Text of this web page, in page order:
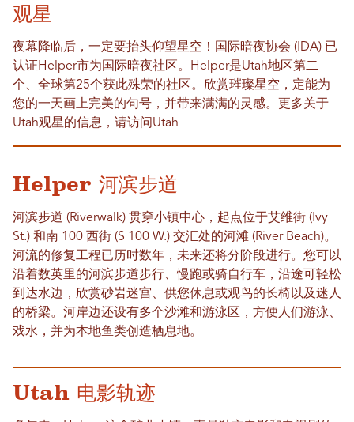
观星
夜幕降临后，一定要抬头仰望星空！国际暗夜协会 (IDA) 已
认证Helper市为国际暗夜社区。Helper是Utah地区第二
个、全球第25个获此殊荣的社区。欣赏璀璨星空，定能为
您的一天画上完美的句号，并带来满满的灵感。更多关于
Utah观星的信息，请访问Utah
Helper 河滨步道
河滨步道 (Riverwalk) 贯穿小镇中心，起点位于艾维街 (Ivy
St.) 和南 100 西街 (S 100 W.) 交汇处的河滩 (River Beach)。
河流的修复工程已历时数年，未来还将分阶段进行。您可以
沿着数英里的河滨步道步行、慢跑或骑自行车，沿途可轻松
到达水边，欣赏砂岩迷宫、供您休息或观鸟的长椅以及迷人
的桥梁。河岸边还设有多个沙滩和游泳区，方便人们游泳、
戏水，并为本地鱼类创造栖息地。
Utah 电影轨迹